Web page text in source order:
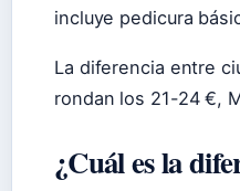
incluye pedicura
La diferencia entre
rondan los 21-24 €,
¿Cuál es la